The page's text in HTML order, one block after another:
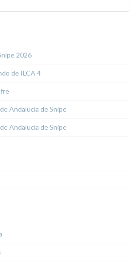
2026
de ILCA 4
Andalucía de Snipe
Andalucía de Snipe